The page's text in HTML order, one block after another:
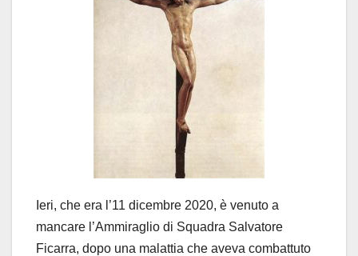
Ieri, che era l’11 dicembre 2020, è venuto a
mancare l’Ammiraglio di Squadra Salvatore
Ficarra, dopo una malattia che aveva combattuto